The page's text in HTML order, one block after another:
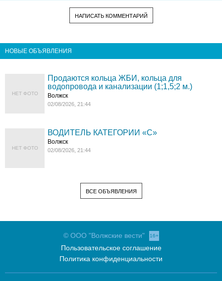
НАПИСАТЬ КОММЕНТАРИЙ
НОВЫЕ ОБЪЯВЛЕНИЯ
НЕТ ФОТО
Продаются кольца ЖБИ, кольца для
водопровода и канализации (1;1,5;2 м.)
Волжск
02/08/2026, 21:44
НЕТ ФОТО
ВОДИТЕЛЬ КАТЕГОРИИ «C»
Волжск
02/08/2026, 21:44
ВСЕ ОБЪЯВЛЕНИЯ
© ООО "Волжские вести" 16+
Пользовательское соглашение
Политика конфиденциальности